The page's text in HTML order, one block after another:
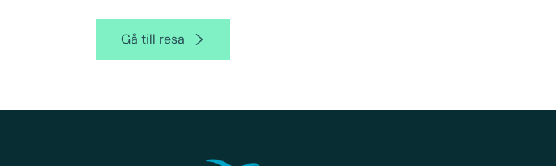
Gå till resa